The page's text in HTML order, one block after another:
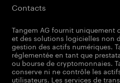
Contacts
Tangem AG fournit uniquement
et des solutions logicielles non
gestion des actifs numériques.
réglementée en tant que
ou bourse de cryptomonnaies.
conserve ni ne contrôle les
utilisateurs. Les services de